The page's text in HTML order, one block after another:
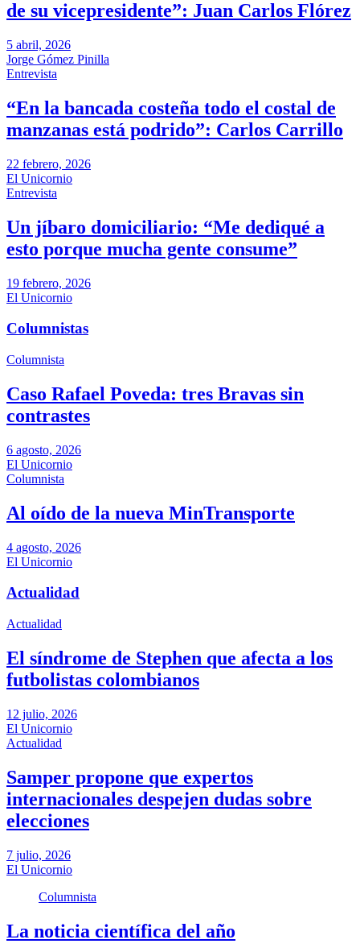
de su vicepresidente”: Juan Carlos Flórez
5 abril, 2026
Jorge Gómez Pinilla
Entrevista
“En la bancada costeña todo el costal de
manzanas está podrido”: Carlos Carrillo
22 febrero, 2026
El Unicornio
Entrevista
Un jíbaro domiciliario: “Me dediqué a
esto porque mucha gente consume”
19 febrero, 2026
El Unicornio
Columnistas
Columnista
Caso Rafael Poveda: tres Bravas sin
contrastes
6 agosto, 2026
El Unicornio
Columnista
Al oído de la nueva MinTransporte
4 agosto, 2026
El Unicornio
Actualidad
Actualidad
El síndrome de Stephen que afecta a los
futbolistas colombianos
12 julio, 2026
El Unicornio
Actualidad
Samper propone que expertos
internacionales despejen dudas sobre
elecciones
7 julio, 2026
El Unicornio
Columnista
La noticia científica del año